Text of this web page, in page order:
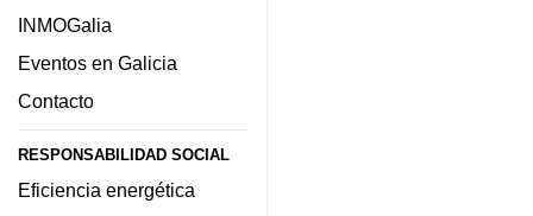
INMOGalia
Eventos en Galicia
Contacto
RESPONSABILIDAD SOCIAL
Eficiencia energética